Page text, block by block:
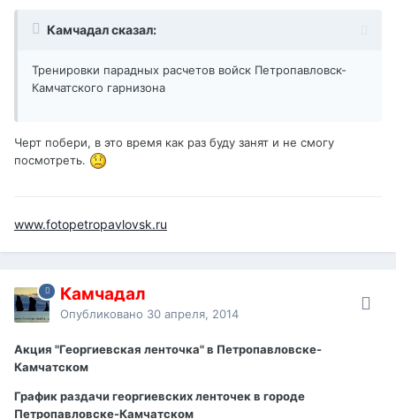
Камчадал сказал:
Тренировки парадных расчетов войск Петропавловск-
Камчатского гарнизона
Черт побери, в это время как раз буду занят и не смогу
посмотреть.
www.fotopetropavlovsk.ru
Камчадал
Опубликовано 30 апреля, 2014
Акция "Георгиевская ленточка" в Петропавловске-
Камчатском
График раздачи георгиевских ленточек в городе
Петропавловске-Камчатском